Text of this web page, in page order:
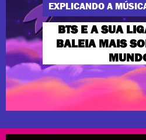
EXPLICANDO A
BTS E A SUA
BALEIA MAIS